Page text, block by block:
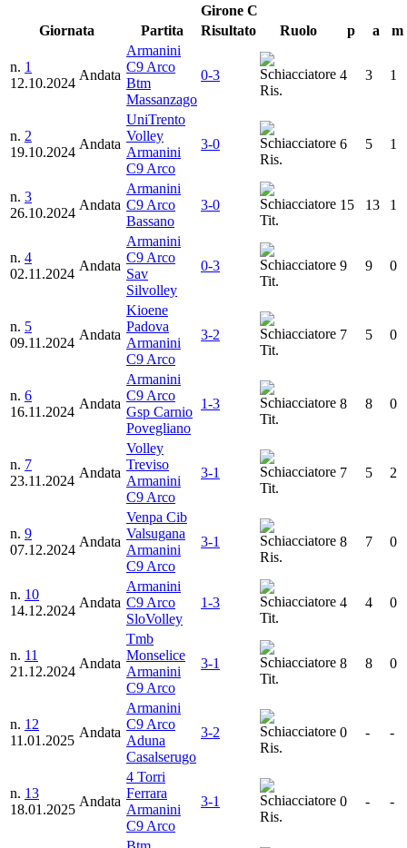
Girone C
Giornata
Partita Risultato Ruolo p a m
n. 1
12.10.2024
Andata
Armanini
C9 Arco
Btm
Massanzago
0-3
Ris.
4 3 1
n. 2
19.10.2024
Andata
UniTrento
Volley
Armanini
C9 Arco
3-0
Ris.
6 5 1
n. 3
26.10.2024
Andata
Armanini
C9 Arco
Bassano
3-0
Tit.
15 13 1
n. 4
02.11.2024
Andata
Armanini
C9 Arco
Sav
Silvolley
0-3
Tit.
9 9 0
n. 5
09.11.2024
Andata
Kioene
Padova
Armanini
C9 Arco
3-2
Tit.
7 5 0
n. 6
16.11.2024
Andata
Armanini
C9 Arco
Gsp Carnio
Povegliano
1-3
Tit.
8 8 0
n. 7
23.11.2024
Andata
Volley
Treviso
Armanini
C9 Arco
3-1
Tit.
7 5 2
n. 9
07.12.2024
Andata
Venpa Cib
Valsugana
Armanini
C9 Arco
3-1
Ris.
8 7 0
n. 10
14.12.2024
Andata
Armanini
C9 Arco
SloVolley
1-3
Tit.
4 4 0
n. 11
21.12.2024
Andata
Tmb
Monselice
Armanini
C9 Arco
3-1
Tit.
8 8 0
n. 12
11.01.2025
Andata
Armanini
C9 Arco
Aduna
Casalserugo
3-2
Ris.
0 - -
n. 13
18.01.2025
Andata
4 Torri
Ferrara
Armanini
C9 Arco
3-1
Ris.
0 - -